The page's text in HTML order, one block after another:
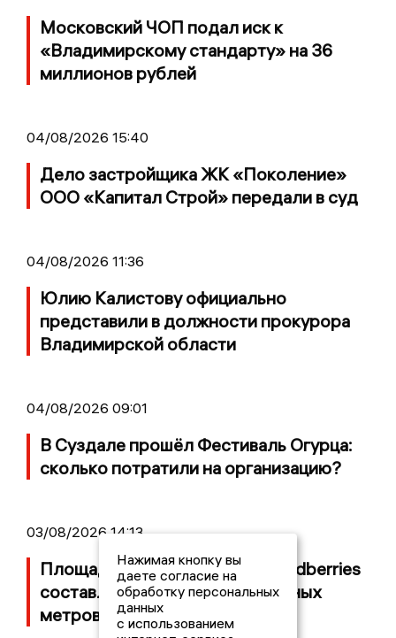
Московский ЧОП подал иск к
«Владимирскому стандарту» на 36
миллионов рублей
04/08/2026 15:40
Дело застройщика ЖК «Поколение»
ООО «Капитал Строй» передали в суд
04/08/2026 11:36
Юлию Калистову официально
представили в должности прокурора
Владимирской области
04/08/2026 09:01
В Суздале прошёл Фестиваль Огурца:
сколько потратили на организацию?
03/08/2026 14:13
Площадь пожара на складе Wildberries
составляет 100 тысяч квадратных
метров
Нажимая кнопку вы
даете согласие на
обработку персональных
данных
с использованием